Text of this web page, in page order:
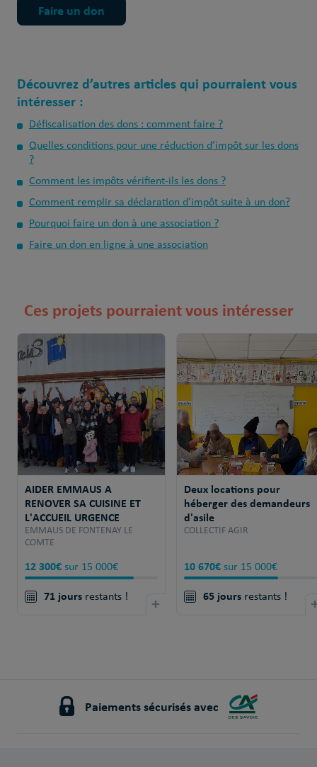
Faire un don
Découvrez d’autres articles qui pourraient vous
intéresser :
Défiscalisation des dons : comment faire ?
Quelles conditions pour une réduction d’impôt sur les dons
?
Comment les impôts vérifient-ils les dons ?
Comment remplir sa déclaration d’impôt suite à un don?
Pourquoi faire un don à une association ?
Faire un don en ligne à une association
Ces projets pourraient vous intéresser
AIDER EMMAUS A
RENOVER SA CUISINE ET
L'ACCUEIL URGENCE
EMMAUS DE FONTENAY LE
COMTE
12 300€sur 15 000€
71 joursrestants ! +
Deux locations pour
héberger des demandeurs
d'asile
COLLECTIF AGIR
10 670€sur 15 000€
65 joursrestants !
Paiements sécurisés avec